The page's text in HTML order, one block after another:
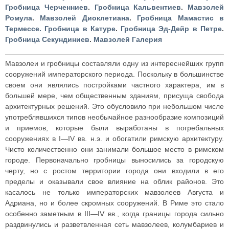
Гробница Черченниев. Гробница Кальвентиев. Мавзолей
Ромула. Мавзолей Диоклетиана. Гробница Мамастис в
Термессе. Гробница в Катуре. Гробница Эд-Дейр в Петре.
Гробница Секундиниев. Мавзолей Галерия
Мавзолеи и гробницы составляли одну из интереснейших групп
сооружений императорского периода. Поскольку в большинстве
своем они являлись постройками частного характера, им в
большей мере, чем общественным зданиям, присуща свобода
архитектурных решений. Это обусловило при небольшом числе
употреблявшихся типов необычайное разнообразие композиций
и приемов, которые были выработаны в погребальных
сооружениях в I—IV вв. н.э. и обогатили римскую архитектуру.
Чисто количественно они занимали большое место в римском
городе. Первоначально гробницы выносились за городскую
черту, но с ростом территории города они входили в его
пределы и оказывали свое влияние на облик районов. Это
касалось не только императорских мавзолеев Августа и
Адриана, но и более скромных сооружений. В Риме это стало
особенно заметным в III—IV вв., когда границы города сильно
раздвинулись и разветвленная сеть мавзолеев, колумбариев и